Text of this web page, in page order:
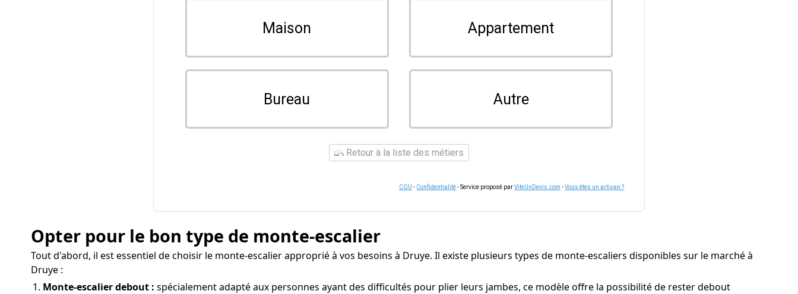
Maison Appartement
Bureau Autre
Retour à la liste des métiers
CGU - Confidentialité- Service proposé parViteUnDevis.com -Vous êtes un artisan ?
Opter pour le bon type de monte-escalier
Tout d'abord, il est essentiel de choisir le monte-escalier approprié à vos besoins à Druye. Il existe plusieurs types de monte-escaliers disponibles sur le marché à
Druye :
Monte-escalier debout : spécialement adapté aux personnes ayant des difficultés pour plier leurs jambes, ce modèle offre la possibilité de rester debout